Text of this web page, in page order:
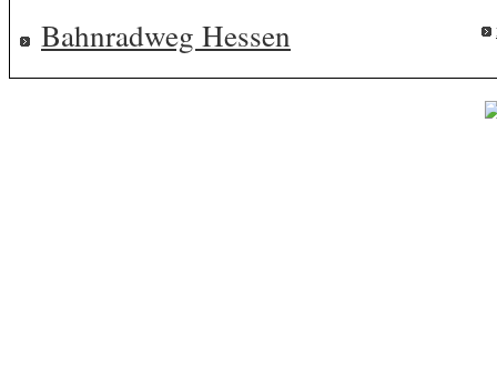
Bahnradweg Hessen